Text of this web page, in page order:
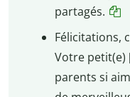
partagés.
Félicitations,
Votre petit(e)
parents si